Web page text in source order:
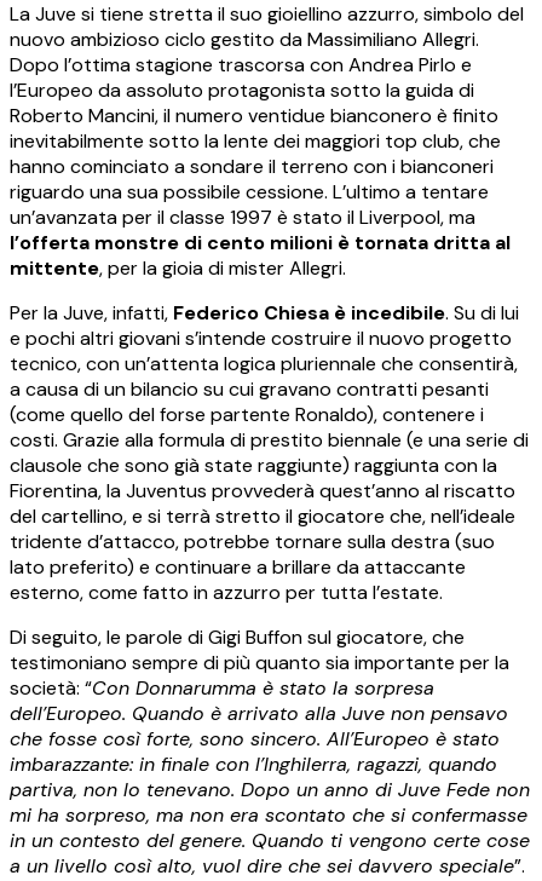
La Juve si tiene stretta il suo gioiellino azzurro, simbolo del
nuovo ambizioso ciclo gestito da Massimiliano Allegri.
Dopo l’ottima stagione trascorsa con Andrea Pirlo e
l’Europeo da assoluto protagonista sotto la guida di
Roberto Mancini, il numero ventidue bianconero è finito
inevitabilmente sotto la lente dei maggiori top club, che
hanno cominciato a sondare il terreno con i bianconeri
riguardo una sua possibile cessione. L’ultimo a tentare
un’avanzata per il classe 1997 è stato il Liverpool, ma
l’offerta monstre di cento milioni è tornata dritta al
mittente, per la gioia di mister Allegri.
Per la Juve, infatti, Federico Chiesa è incedibile. Su di lui
e pochi altri giovani s’intende costruire il nuovo progetto
tecnico, con un’attenta logica pluriennale che consentirà,
a causa di un bilancio su cui gravano contratti pesanti
(come quello del forse partente Ronaldo), contenere i
costi. Grazie alla formula di prestito biennale (e una serie di
clausole che sono già state raggiunte) raggiunta con la
Fiorentina, la Juventus provvederà quest’anno al riscatto
del cartellino, e si terrà stretto il giocatore che, nell’ideale
tridente d’attacco, potrebbe tornare sulla destra (suo
lato preferito) e continuare a brillare da attaccante
esterno, come fatto in azzurro per tutta l’estate.
Di seguito, le parole di Gigi Buffon sul giocatore, che
testimoniano sempre di più quanto sia importante per la
società: “Con Donnarumma è stato la sorpresa
dell’Europeo. Quando è arrivato alla Juve non pensavo
che fosse così forte, sono sincero. All’Europeo è stato
imbarazzante: in finale con l’Inghilerra, ragazzi, quando
partiva, non lo tenevano. Dopo un anno di Juve Fede non
mi ha sorpreso, ma non era scontato che si confermasse
in un contesto del genere. Quando ti vengono certe cose
a un livello così alto, vuol dire che sei davvero speciale”.